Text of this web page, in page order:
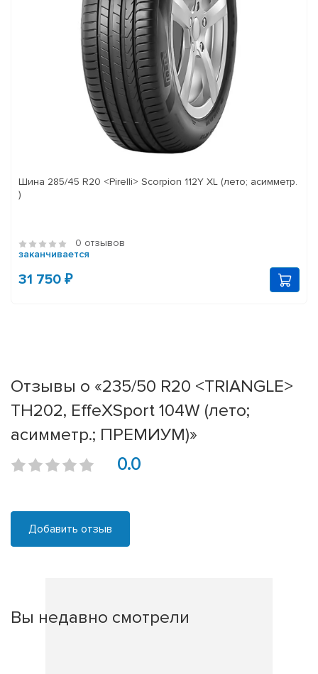
Шина 285/45 R20 <Pirelli> Scorpion 112Y XL (лето; асимметр.
)
0 отзывов
заканчивается
31 750 ₽
Отзывы о «235/50 R20 <TRIANGLE>
TH202, EffeXSport 104W (лето;
асимметр.; ПРЕМИУМ)»
0.0
Добавить отзыв
Вы недавно смотрели